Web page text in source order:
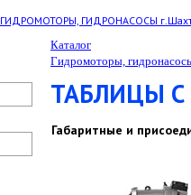
ГИДРОМОТОРЫ, ГИДРОНАСОСЫ
Каталог
Гидромоторы,
ТАБЛИЦЫ
Габаритные и